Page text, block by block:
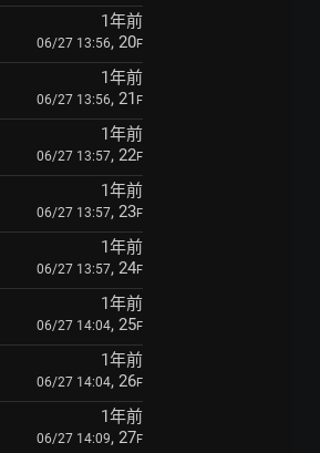
1年前
06/27 13:56, 20F
1年前
06/27 13:56, 21 F
1年前
06/27 13:57, 22F
1年前
06/27 13:57, 23F
1年前
06/27 13:57, 24F
1年前
06/27 14:04, 25F
1年前
06/27 14:04, 26F
1年前
06/27 14:09, 27F